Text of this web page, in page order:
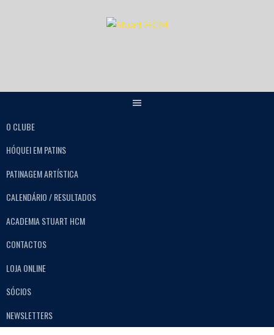
O CLUBE
HÓQUEI EM PATINS
PATINAGEM ARTÍSTICA
CALENDÁRIO / RESULTADOS
ACADEMIA STUART HCM
CONTACTOS
LOJA ONLINE
SÓCIOS
NEWSLETTERS